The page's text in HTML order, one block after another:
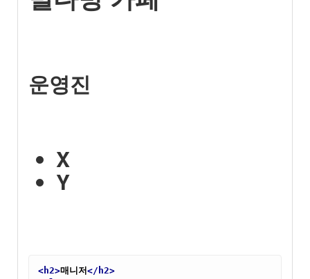
운영진
X
Y
<h2>매니저</h2>